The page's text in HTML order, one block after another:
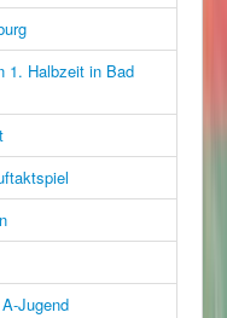
1. Halbzeit in Bad
Jugend